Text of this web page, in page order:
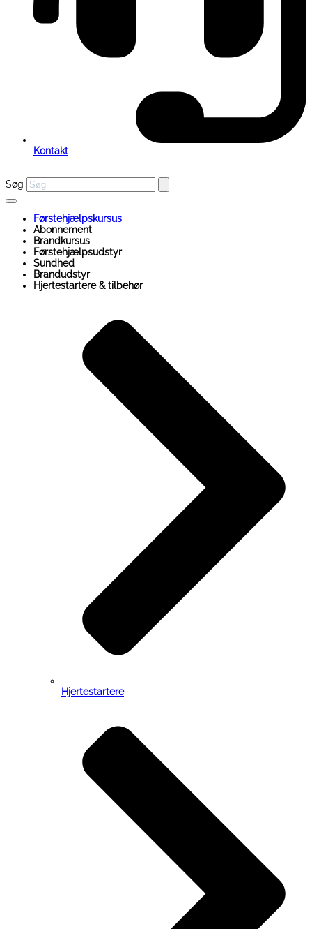
Kontakt
Søg
Førstehjælpskursus
Abonnement
Brandkursus
Førstehjælpsudstyr
Sundhed
Brandudstyr
Hjertestartere & tilbehør
Hjertestartere